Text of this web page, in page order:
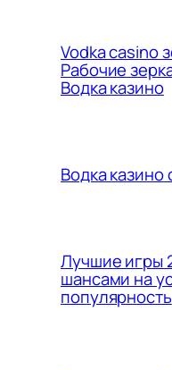
Vodka casino
Рабочие
Водка казино
Водка казино
Лучшие игры
шансами на
популярность